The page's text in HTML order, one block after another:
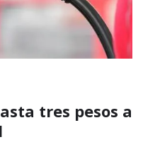
tres pesos a